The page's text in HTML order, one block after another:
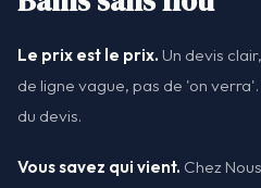
Le prix est le prix. Un devis
de ligne vague, pas de 'on
du devis.
Vous savez qui vient. Chez